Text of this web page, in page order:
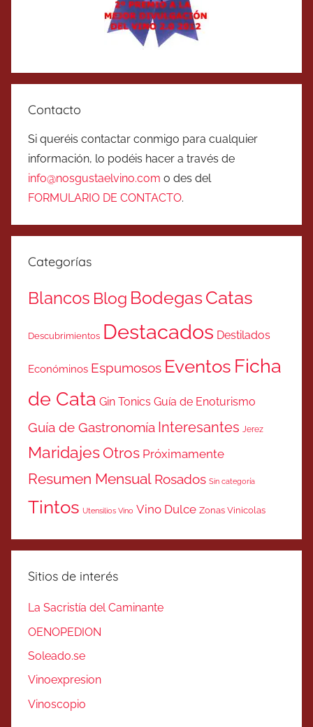
Contacto
Si queréis contactar conmigo para cualquier
información, lo podéis hacer a través de
info@nosgustaelvino.com o des del
FORMULARIO DE CONTACTO.
Categorías
Blancos Blog BodegasCatas
Descubrimientos Destacados Destilados
Económinos Espumosos Eventos Ficha
de Cata Gin Tonics Guía de Enoturismo
Guía de Gastronomía Interesantes Jerez
MaridajesOtros Próximamente
Resumen Mensual Rosados Sin categoría
Tintos Utensilios Vino Vino Dulce Zonas Vinicolas
Sitios de interés
La Sacristía del Caminante
OENOPEDION
Soleado.se
Vinoexpresion
Vinoscopio